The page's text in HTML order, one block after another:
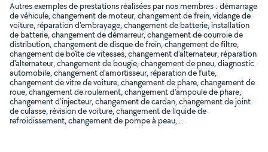
Autres exemples de prestations réalisées par nos membres : démarrage
de véhicule, changement de moteur, changement de frein, vidange de
voiture, réparation d'embrayage, changement de batterie, installation
de batterie, changement de démarreur, changement de courroie de
distribution, changement de disque de frein, changement de filtre,
changement de boîte de vitesses, changement d'alternateur, réparation
d'alternateur, changement de bougie, changement de pneu, diagnostic
automobile, changement d'amortisseur, réparation de fuite,
changement de vitre de voiture, changement de phare, changement de
roue, changement de roulement, changement d'ampoule de phare,
changement d'injecteur, changement de cardan, changement de joint
de culasse, révision de voiture, changement de liquide de
refroidissement, changement de pompe à peau, ..